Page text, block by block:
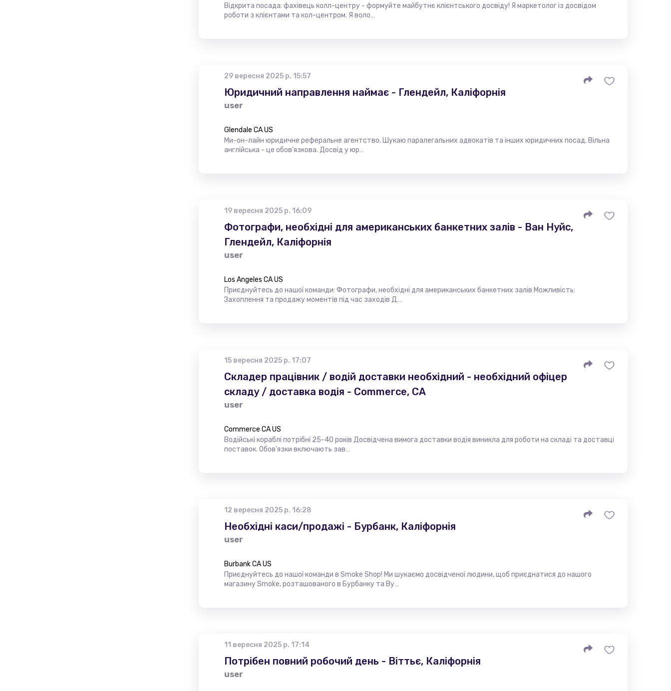
Відкрита посада: фахівець колл-центру - формуйте майбутнє клієнтського досвіду! Я маркетолог із досвідом
роботи з клієнтами та кол-центром. Я воло…
29 вересня 2025 р. 15:57
Юридичний направлення наймає - Глендейл, Каліфорнія
user
Glendale CA US
Ми-он-лайн юридичне реферальне агентство. Шукаю паралегальних адвокатів та інших юридичних посад. Вільна
англійська - це обов'язкова. Досвід у юр…
19 вересня 2025 р. 16:09
Фотографи, необхідні для американських банкетних залів - Ван Нуйс,
Глендейл, Каліфорнія
user
Los Angeles CA US
Приєднуйтесь до нашої команди: Фотографи, необхідні для американських банкетних залів Можливість:
Захоплення та продажу моментів під час заходів Д…
15 вересня 2025 р. 17:07
Складер працівник / водій доставки необхідний - необхідний офіцер
складу / доставка водія - Commerce, CA
user
Commerce CA US
Водійські кораблі потрібні 25-40 років Досвідчена вимога доставки водія виникла для роботи на складі та доставці
поставок. Обов'язки включають зав…
12 вересня 2025 р. 16:28
Необхідні каси/продажі - Бурбанк, Каліфорнія
user
Burbank CA US
Приєднуйтесь до нашої команди в Smoke Shop! Ми шукаємо досвідченої людини, щоб приєднатися до нашого
магазину Smoke, розташованого в Бурбанку та Ву…
11 вересня 2025 р. 17:14
Потрібен повний робочий день - Віттьє, Каліфорнія
user